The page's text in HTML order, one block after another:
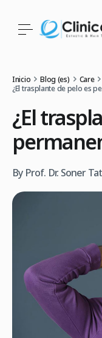
Inicio Blog (es)
Care
¿El trasplante de pelo es
¿El
By Prof. Dr. Soner